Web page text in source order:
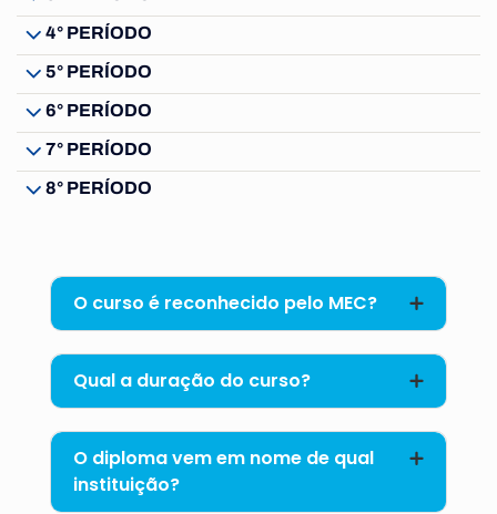
4° PERÍODO
5° PERÍODO
6° PERÍODO
7° PERÍODO
8° PERÍODO
O curso é reconhecido pelo MEC?
Qual a duração do curso?
O diploma vem em nome de qual
instituição?